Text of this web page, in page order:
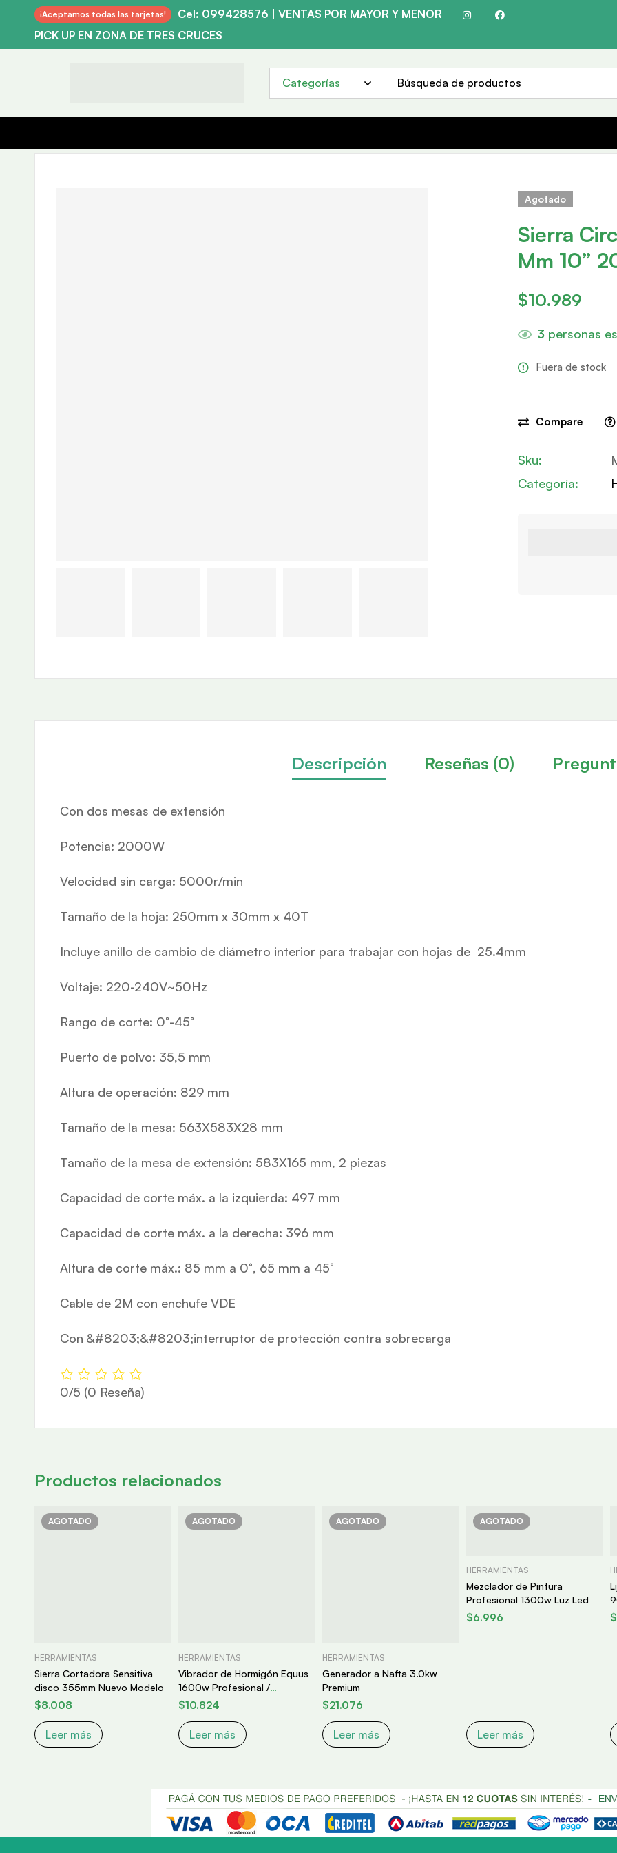
¡Aceptamos todas las tarjetas!
Cel: 099428576 | VENTAS POR MAYOR Y MENOR
PICK UP EN ZONA DE TRES CRUCES
Agotado
Sierra
Mm 10”
$10.989
3 personas
Fuera de stock
Compare
Sku:
Categoría:
Descripción Reseñas (0)
Con dos mesas de extensión
Potencia: 2000W
Velocidad sin carga: 5000r/min
Tamaño de la hoja: 250mm x 30mm x 40T
Incluye anillo de cambio de diámetro interior para trabajar con hojas de 25.4mm
Voltaje: 220-240V~50Hz
Rango de corte: 0°-45°
Puerto de polvo: 35,5 mm
Altura de operación: 829 mm
Tamaño de la mesa: 563X583X28 mm
Tamaño de la mesa de extensión: 583X165 mm, 2 piezas
Capacidad de corte máx. a la izquierda: 497 mm
Capacidad de corte máx. a la derecha: 396 mm
Altura de corte máx.: 85 mm a 0°, 65 mm a 45°
Cable de 2M con enchufe VDE
Con &#8203;&#8203;interruptor de protección contra sobrecarga
0/5 (0 Reseña)
Productos relacionados
AGOTADO
HERRAMIENTAS
Sierra Cortadora Sensitiva
disco 355mm Nuevo Modelo
$8.008
Leer más
AGOTADO
HERRAMIENTAS
Vibrador de Hormigón Equus
1600w Profesional /
Manguera de 2 metros
$10.824
Leer más
AGOTADO
HERRAMIENTAS
Generador a Nafta 3.0kw
Premium
$21.076
Leer más
AGOTADO
HERRAMIENTAS
Mezclador de Pintura
Profesional 1300w Luz Led
$6.996
Leer más
$